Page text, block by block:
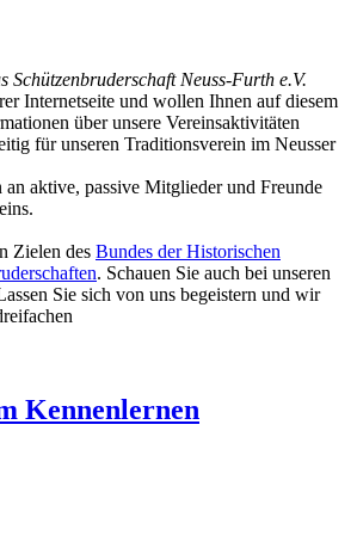
Schützenbruderschaft Neuss-Furth e.V.
Internetseite und wollen Ihnen auf diesem
über unsere Vereinsaktivitäten
für unseren Traditionsverein im Neusser
an aktive, passive Mitglieder und Freunde
Zielen des Bundes der Historischen
. Schauen Sie auch bei unseren
Sie sich von uns begeistern und wir
Kennenlernen